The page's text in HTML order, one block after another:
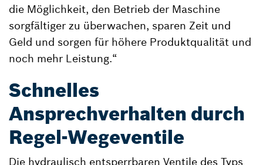
die Möglichkeit, den Betrieb der Maschine
sorgfältiger zu überwachen, sparen Zeit und
Geld und sorgen für höhere Produktqualität und
noch mehr Leistung.“
Schnelles
Ansprechverhalten durch
Regel-Wegeventile
Die hydraulisch entsperrbaren Ventile des Typs